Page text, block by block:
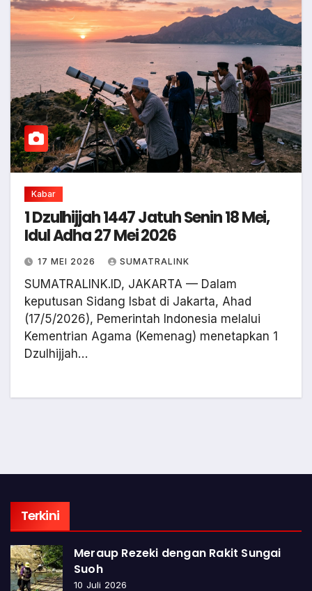
Kabar
1 Dzulhijjah 1447 Jatuh Senin 18 Mei,
Idul Adha 27 Mei 2026
17 MEI 2026 SUMATRALINK
SUMATRALINK.ID, JAKARTA — Dalam
keputusan Sidang Isbat di Jakarta, Ahad
(17/5/2026), Pemerintah Indonesia melalui
Kementrian Agama (Kemenag) menetapkan 1
Dzulhijjah…
Terkini
Meraup Rezeki dengan Rakit Sungai
Suoh
10 Juli 2026